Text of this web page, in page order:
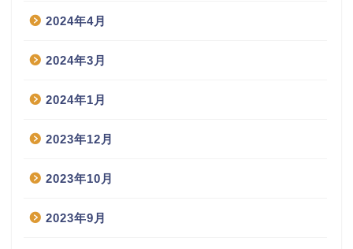
2024年4月
2024年3月
2024年1月
2023年12月
2023年10月
2023年9月